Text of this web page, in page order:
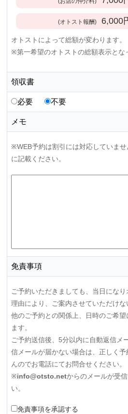
(オトスト報酬) 6,000
オトストによって総額が変わります。
※第一希望のオトストの総額表示とな
領収書
必要 不要
メモ
※WEB予約は割引には対応していま
に記載ください。
免責事項
ご予約いただきましても、当日にな
理由により、ご案内させていただけな
他のご予約との関係上、日時のご希
ます。
ご予約送信後、5分以内に自動返信メ
信メールが届かない場合は、正しく
んのでお電話にてお問合せください。
※info@otsto.netからのメールが受
い。
免責事項を承認する